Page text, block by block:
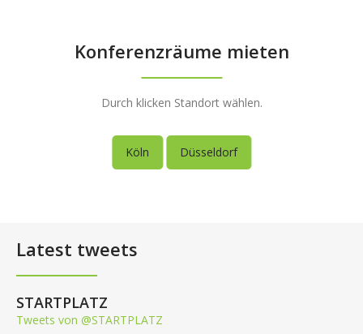
Konferenzräume mieten
Durch klicken Standort wählen.
Köln Düsseldorf
Latest tweets
STARTPLATZ
Tweets von @STARTPLATZ